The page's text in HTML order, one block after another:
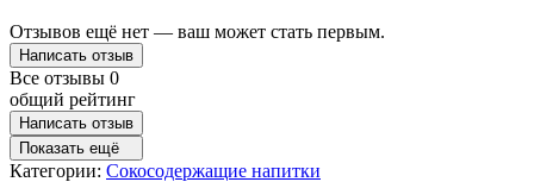
Отзывов ещё нет — ваш может стать первым.
Написать отзыв
Все отзывы 0
общий рейтинг
Написать отзыв
Показать ещё
Категории: Сокосодержащие напитки